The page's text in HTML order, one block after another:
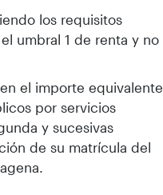
los requisitos
umbral 1 de renta y no
el importe equivalente
por servicios
y sucesivas
de su matrícula del